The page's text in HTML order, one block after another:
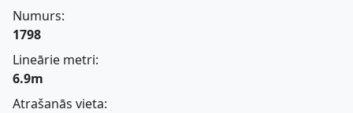
Numurs:
1798
Lineārie metri:
6.9m
Atrašanās vieta: